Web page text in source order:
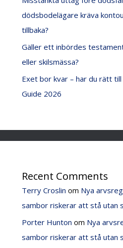
dödsbodelägare kräva
tillbaka?
Gäller ett inbördes
eller skilsmässa?
Exet bor kvar – har du rätt
Guide 2026
Recent Comments
Terry Croslin om Nya
sambor riskerar att stå utan
Porter Hunton om Nya
sambor riskerar att stå utan